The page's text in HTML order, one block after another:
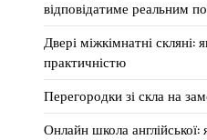
відповідатиме реальним
Двері міжкімнатні скляні:
практичністю
Перегородки зі скла на
Онлайн школа